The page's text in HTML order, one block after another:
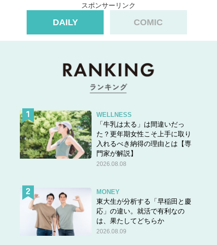
スポンサーリンク
DAILY COMIC
WELLNESS
「牛乳は太る」は間違いだっ
た？更年期女性こそ上手に取り
入れるべき納得の理由とは【専
門家が解説】
2026.08.08
MONEY
東大生が分析する「早稲田と慶
応」の違い。就活で有利なの
は、果たしてどちらか
2026.08.09